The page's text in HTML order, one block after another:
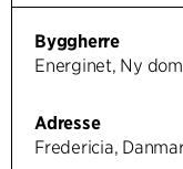
Byggherre
Energinet, Ny
Adresse
Fredericia,